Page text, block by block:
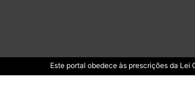
Este portal obedece às prescrições da Lei